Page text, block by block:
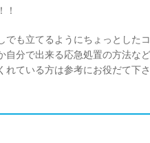
！
も立てるようにちょっとした
分で出来る応急処置の方法な
ている方は参考にお役だて下さ